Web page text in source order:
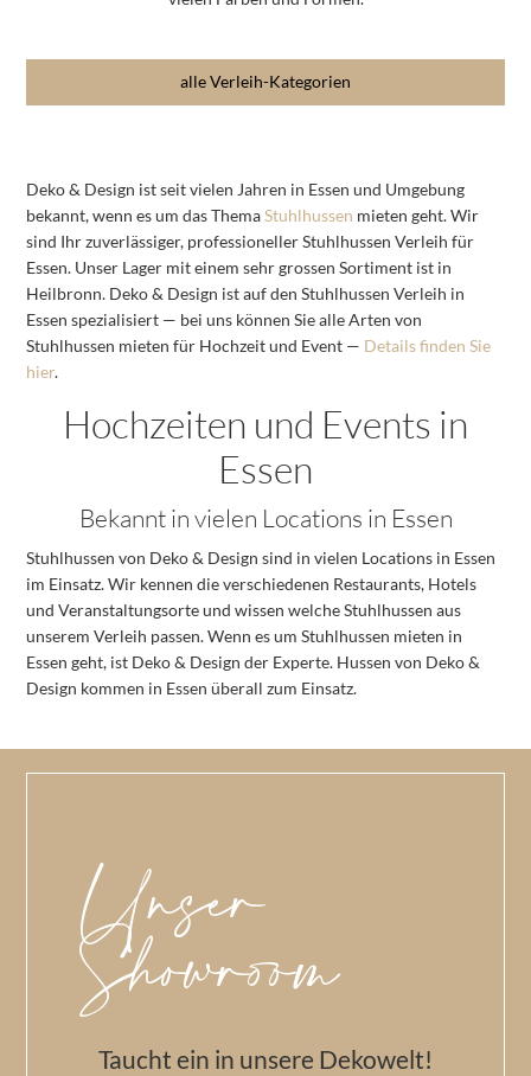
alle Verleih-Kategorien
Deko & Design ist seit vielen Jahren in Essen und Umgebung
bekannt, wenn es um das ThemaStuhlhussen mieten geht. Wir
sind Ihr zuverlässiger, professioneller Stuhlhussen Verleih für
Essen. Unser Lager mit einem sehr grossen Sortiment ist in
Heilbronn. Deko & Design ist auf den Stuhlhussen Verleih in
Essen spezialisiert — bei uns können Sie alle Arten von
Stuhlhussen mieten für Hochzeit und Event — Details finden Sie
hier.
Hochzeiten und Events in
Essen
Bekannt in vielen Locations in Essen
Stuhlhussen von Deko & Design sind in vielen Locations in Essen
im Einsatz. Wir kennen die verschiedenen Restaurants, Hotels
und Veranstaltungsorte und wissen welche Stuhlhussen aus
unserem Verleih passen. Wenn es um Stuhlhussen mieten in
Essen geht, ist Deko & Design der Experte. Hussen von Deko &
Design kommen in Essen überall zum Einsatz.
Unser
Showroom
Taucht ein in unsere Dekowelt!